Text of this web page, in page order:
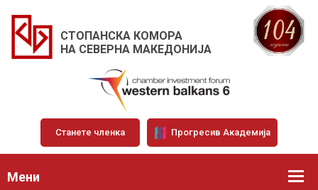
СТОПАНСКА КОМОРА
НА СЕВЕРНА МАКЕДОНИЈА
Станете членка Прогресив Академија
Мени